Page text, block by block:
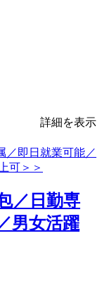
詳細を表示
／日勤専
男女活躍